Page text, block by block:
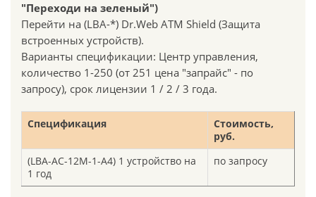
"Переходи на зеленый")
Перейти на (LBA-*) Dr.Web ATM Shield (Защита
встроенных устройств).
Варианты спецификации: Центр управления,
количество 1-250 (от 251 цена "запрайс" - по
запросу), срок лицензии 1 / 2 / 3 года.
Спецификация
Стоимость,
руб.
(LBA-AC-12M-1-A4) 1 устройство на
1 год
по запросу